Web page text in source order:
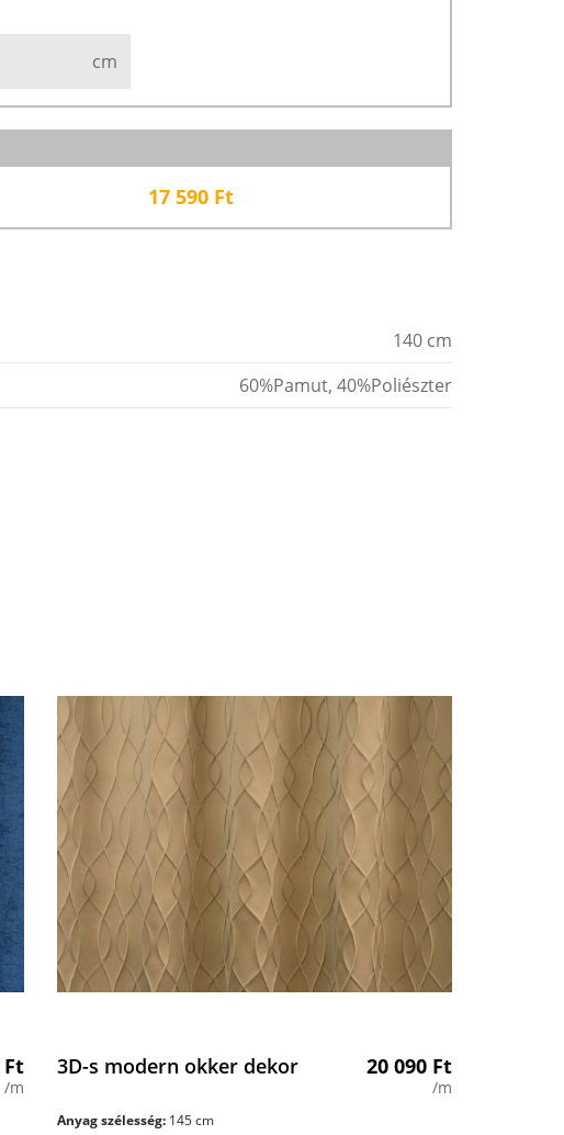
cm
17 590Ft
140 cm
60%Pamut, 40%Poliészter
Ft
/m
3D-s modern okker dekor 20 090 Ft
/m
Anyag szélesség: 145 cm